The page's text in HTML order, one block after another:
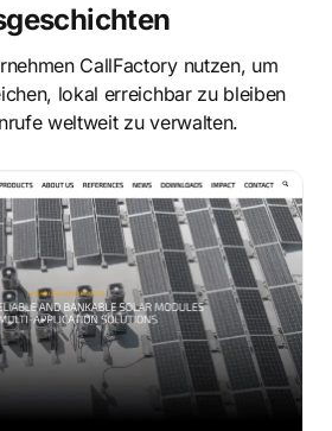
CallFactory nutzen, um
lokal erreichbar zu bleiben
weltweit zu verwalten.